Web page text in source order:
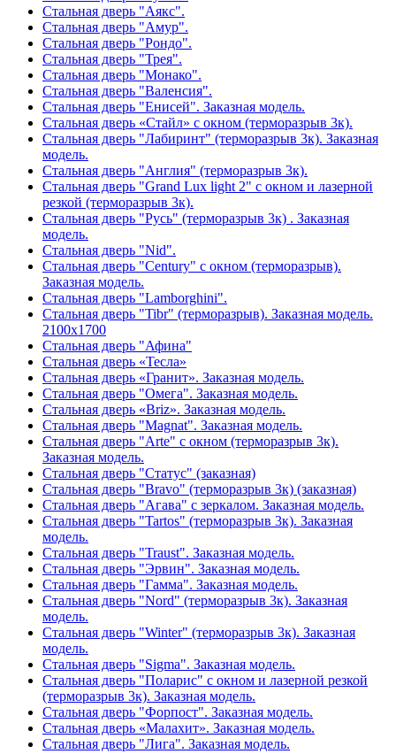
Стальная дверь "Аякс".
Стальная дверь "Амур".
Стальная дверь "Рондо".
Стальная дверь "Трея".
Стальная дверь "Монако".
Стальная дверь "Валенсия".
Стальная дверь "Енисей". Заказная модель.
Стальная дверь «Стайл» с окном (терморазрыв 3к).
Стальная дверь "Лабиринт" (терморазрыв 3к). Заказная
модель.
Стальная дверь "Англия" (терморазрыв 3к).
Стальная дверь "Grand Lux light 2" с окном и лазерной
резкой (терморазрыв 3к).
Стальная дверь "Русь" (терморазрыв 3к) . Заказная
модель.
Стальная дверь "Nid".
Стальная дверь "Century" с окном (терморазрыв).
Заказная модель.
Стальная дверь "Lamborghini".
Стальная дверь "Tibr" (терморазрыв). Заказная модель.
2100х1700
Стальная дверь "Афина"
Стальная дверь «Тесла»
Стальная дверь «Гранит». Заказная модель.
Стальная дверь "Омега". Заказная модель.
Стальная дверь «Briz». Заказная модель.
Стальная дверь "Magnat". Заказная модель.
Стальная дверь "Arte" с окном (терморазрыв 3к).
Заказная модель.
Стальная дверь "Статус" (заказная)
Стальная дверь "Bravo" (терморазрыв 3к) (заказная)
Стальная дверь "Агава" с зеркалом. Заказная модель.
Стальная дверь "Tartos" (терморазрыв 3к). Заказная
модель.
Стальная дверь "Traust". Заказная модель.
Стальная дверь "Эрвин". Заказная модель.
Стальная дверь "Гамма". Заказная модель.
Стальная дверь "Nord" (терморазрыв 3к). Заказная
модель.
Стальная дверь "Winter" (терморазрыв 3к). Заказная
модель.
Стальная дверь "Sigma". Заказная модель.
Стальная дверь "Поларис" с окном и лазерной резкой
(терморазрыв 3к). Заказная модель.
Стальная дверь "Форпост". Заказная модель.
Стальная дверь «Малахит». Заказная модель.
Стальная дверь "Лига". Заказная модель.